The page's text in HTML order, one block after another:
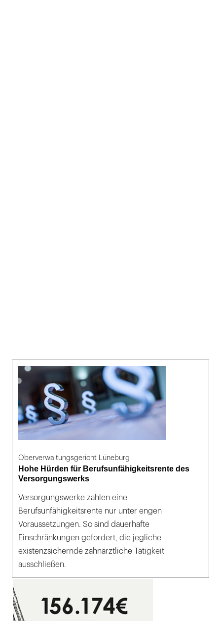
Oberverwaltungsgericht Lüneburg
Hohe Hürden für Berufsunfähigkeitsrente des
Versorgungswerks
Versorgungswerke zahlen eine
Berufsunfähigkeitsrente nur unter engen
Voraussetzungen. So sind dauerhafte
Einschränkungen gefordert, die jegliche
existenzsichernde zahnärztliche Tätigkeit
ausschließen.